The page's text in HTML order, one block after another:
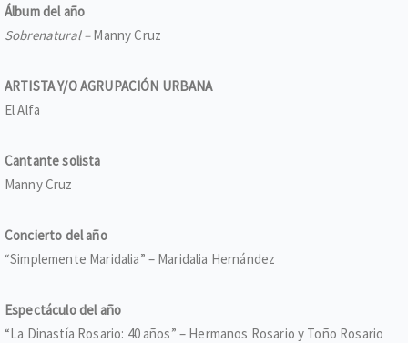
Álbum del año
Sobrenatural –Manny Cruz
ARTISTA Y/O AGRUPACIÓN URBANA
El Alfa
Cantante solista
Manny Cruz
Concierto del año
“Simplemente Maridalia” – Maridalia Hernández
Espectáculo del año
“La Dinastía Rosario: 40 años” – Hermanos Rosario y Toño Rosario